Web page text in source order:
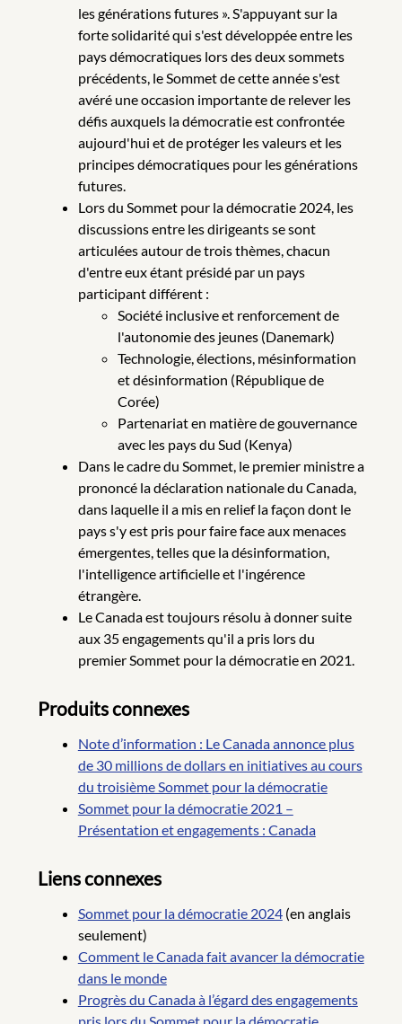
les générations futures ». S'appuyant sur la
forte solidarité qui s'est développée entre les
pays démocratiques lors des deux sommets
précédents, le Sommet de cette année s'est
avéré une occasion importante de relever les
défis auxquels la démocratie est confrontée
aujourd'hui et de protéger les valeurs et les
principes démocratiques pour les générations
futures.
Lors du Sommet pour la démocratie 2024, les
discussions entre les dirigeants se sont
articulées autour de trois thèmes, chacun
d'entre eux étant présidé par un pays
participant différent :
Société inclusive et renforcement de
l'autonomie des jeunes (Danemark)
Technologie, élections, mésinformation
et désinformation (République de
Corée)
Partenariat en matière de gouvernance
avec les pays du Sud (Kenya)
Dans le cadre du Sommet, le premier ministre a
prononcé la déclaration nationale du Canada,
dans laquelle il a mis en relief la façon dont le
pays s'y est pris pour faire face aux menaces
émergentes, telles que la désinformation,
l'intelligence artificielle et l'ingérence
étrangère.
Le Canada est toujours résolu à donner suite
aux 35 engagements qu'il a pris lors du
premier Sommet pour la démocratie en 2021.
Produits connexes
Note d’information : Le Canada annonce plus
de 30 millions de dollars en initiatives au cours
du troisième Sommet pour la démocratie
Sommet pour la démocratie 2021 –
Présentation et engagements : Canada
Liens connexes
Sommet pour la démocratie 2024(en anglais
seulement)
Comment le Canada fait avancer la démocratie
dans le monde
Progrès du Canada à l’égard des engagements